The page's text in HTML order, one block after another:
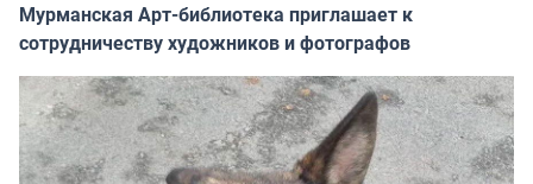
Мурманская Арт-библиотека приглашает к
сотрудничеству художников и фотографов